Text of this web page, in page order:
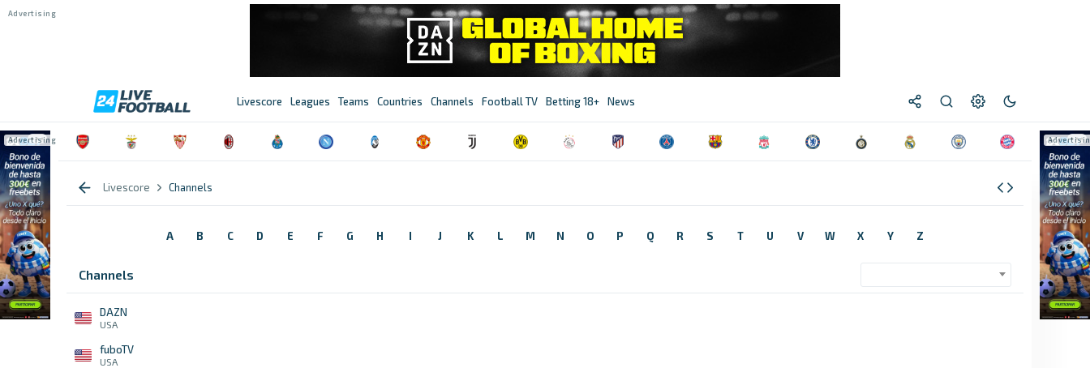
Livescore Leagues Teams Countries Channels Football TV Betting 18+ News
Livescore Channels
A B C D E F G H I J K L M N O P Q R S T U V W X Y Z
Channels
DAZN
USA
fuboTV
USA